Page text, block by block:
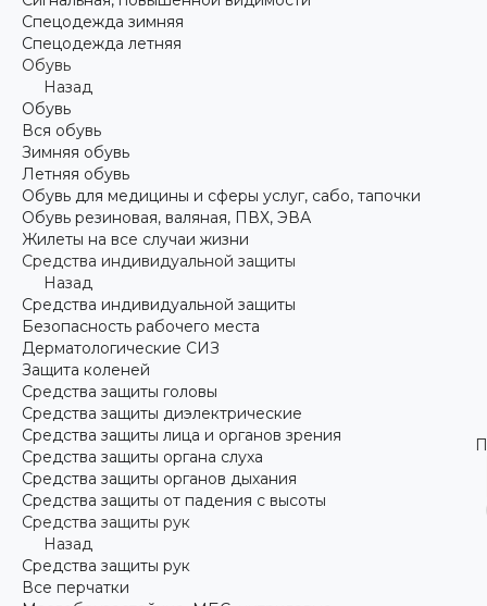
Спецодежда зимняя
Спецодежда летняя
Обувь
Назад
Обувь
Вся обувь
Зимняя обувь
Летняя обувь
Обувь для медицины и сферы услуг, сабо, тапочки
Обувь резиновая, валяная, ПВХ, ЭВА
Жилеты на все случаи жизни
Средства индивидуальной защиты
Назад
Средства индивидуальной защиты
Безопасность рабочего места
Дерматологические СИЗ
Защита коленей
Средства защиты головы
Средства защиты диэлектрические
Средства защиты лица и органов зрения
Средства защиты органа слуха
Средства защиты органов дыхания
Средства защиты от падения с высоты
Средства защиты рук
Назад
Средства защиты рук
Все перчатки